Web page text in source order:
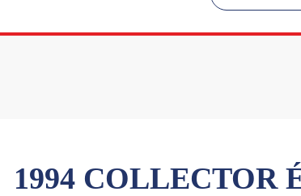
1994 COLLECTOR